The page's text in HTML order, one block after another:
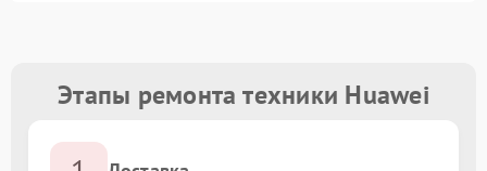
Этапы ремонта техники Huawei